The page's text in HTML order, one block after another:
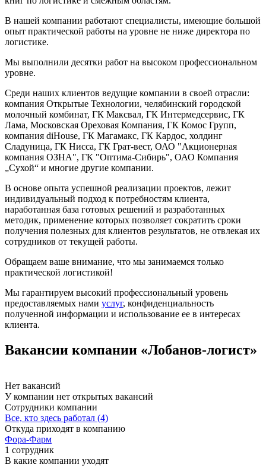
В нашей компании работают специалисты, имеющие большой
опыт практической работы на уровне не ниже директора по
логистике.
Мы выполнили десятки работ на высоком профессиональном
уровне.
Среди наших клиентов ведущие компании в своей отрасли:
компания Открытые Технологии, челябинский городской
молочный комбинат, ГК Максвал, ГК Интермедсервис, ГК
Лама, Московская Ореховая Компания, ГК Комос Групп,
компания diHouse, ГК Магамакс, ГК Кардос, холдинг
Сладуница, ГК Нисса, ГК Грат-вест, ОАО "Акционерная
компания ОЗНА", ГК "Оптима-Сибирь", ОАО Компания
„Сухой“ и многие другие компании.
В основе опыта успешной реализации проектов, лежит
индивидуальный подход к потребностям клиента,
наработанная база готовых решений и разработанных
методик, применение которых позволяет сократить сроки
получения полезных для клиентов результатов, не отвлекая их
сотрудников от текущей работы.
Обращаем ваше внимание, что мы занимаемся только
практической логистикой!
Мы гарантируем высокий профессиональный уровень
предоставляемых нами услуг, конфиденциальность
полученной информации и использование ее в интересах
клиента.
Вакансии компании «Лобанов-логист»
Нет вакансий
У компании нет открытых вакансий
Сотрудники компании
Все, кто здесь работал (4)
Откуда приходят в компанию
Фора-Фарм
1 сотрудник
В какие компании уходят